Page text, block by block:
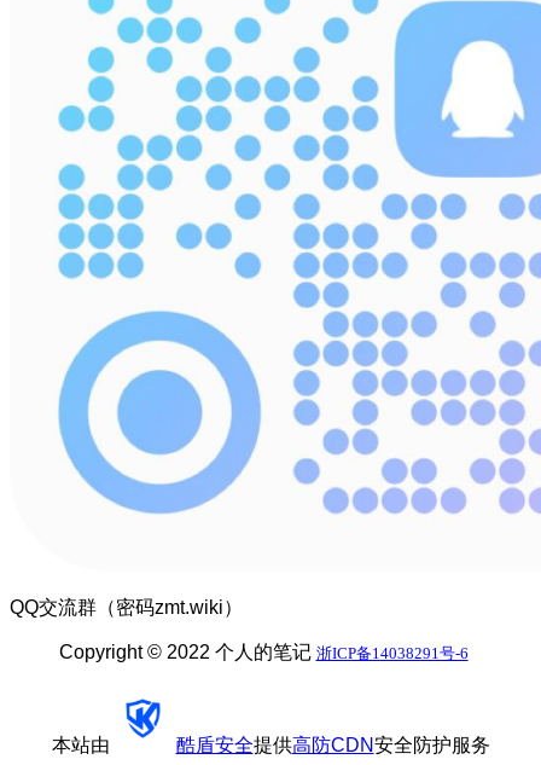
QQ交流群（密码zmt.wiki）
Copyright © 2022 个人的笔记 浙ICP备14038291号-6
本站由 酷盾安全提供高防CDN安全防护服务